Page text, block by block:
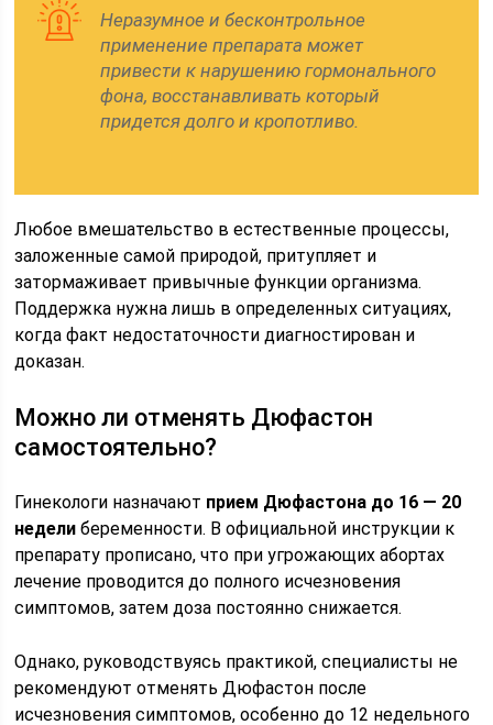
Неразумное и бесконтрольное
применение препарата может
привести к нарушению гормонального
фона, восстанавливать который
придется долго и кропотливо.
Любое вмешательство в естественные процессы,
заложенные самой природой, притупляет и
затормаживает привычные функции организма.
Поддержка нужна лишь в определенных ситуациях,
когда факт недостаточности диагностирован и
доказан.
Можно ли отменять Дюфастон
самостоятельно?
Гинекологи назначают прием Дюфастона до 16 — 20
недели беременности. В официальной инструкции к
препарату прописано, что при угрожающих абортах
лечение проводится до полного исчезновения
симптомов, затем доза постоянно снижается.
Однако, руководствуясь практикой, специалисты не
рекомендуют отменять Дюфастон после
исчезновения симптомов, особенно до 12 недельного